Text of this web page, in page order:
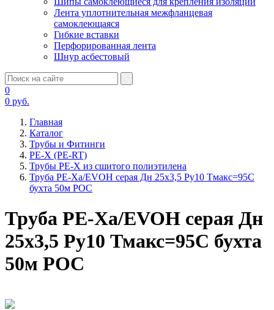
Лента уплотнительная межфланцевая
самоклеющаяся
Гибкие вставки
Перфорированная лента
Шнур асбестовый
0
0 руб.
Главная
Каталог
Трубы и Фитинги
PE-X (PE-RT)
Трубы PE-X из сшитого полиэтилена
Труба PE-Xa/EVOH серая Дн 25х3,5 Ру10 Тмакс=95C
бухта 50м РОС
Труба PE-Xa/EVOH серая Дн
25х3,5 Ру10 Тмакс=95C бухта
50м РОС